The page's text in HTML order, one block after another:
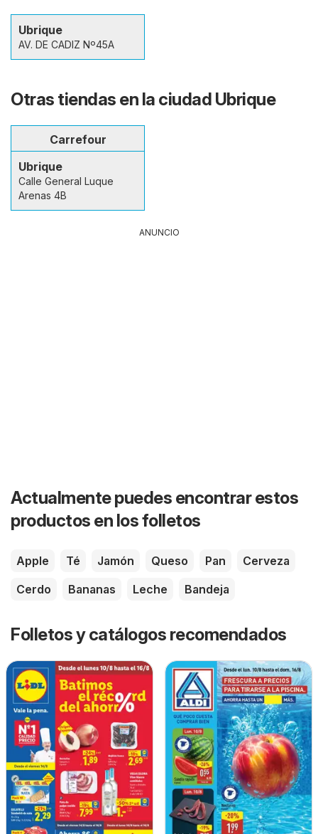
Ubrique
AV. DE CADIZ Nº45A
Otras tiendas en la ciudad Ubrique
Carrefour
Ubrique
Calle General Luque
Arenas 4B
ANUNCIO
Actualmente puedes encontrar estos
productos en los folletos
Apple Té Jamón Queso Pan
Cerveza
Cerdo
Bananas Leche Bandeja
Folletos y catálogos recomendados